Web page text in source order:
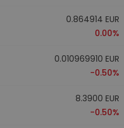
0.864914 EUR
0.00%
0.010969910 EUR
-0.50%
8.3900 EUR
-0.50%